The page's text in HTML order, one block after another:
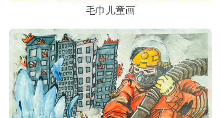
毛巾儿童画